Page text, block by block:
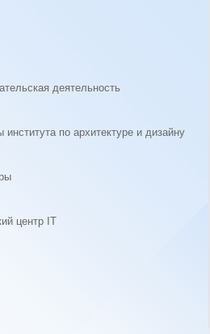
деятельность
института по архитектуре и дизайну
центр IT